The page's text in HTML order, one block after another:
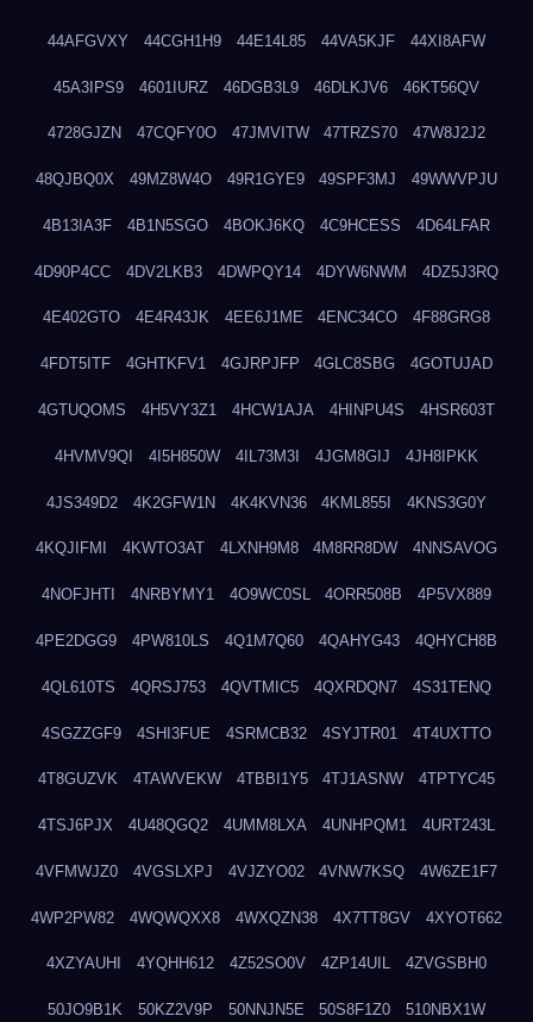
44AFGVXY 44CGH1H9 44E14L85 44VA5KJF 44XI8AFW
45A3IPS9 4601IURZ 46DGB3L9 46DLKJV6 46KT56QV
4728GJZN 47CQFY0O 47JMVITW 47TRZS70 47W8J2J2
48QJBQ0X 49MZ8W4O 49R1GYE9 49SPF3MJ 49WWVPJU
4B13IA3F 4B1N5SGO 4BOKJ6KQ 4C9HCESS 4D64LFAR
4D90P4CC 4DV2LKB3 4DWPQY14 4DYW6NWM 4DZ5J3RQ
4E402GTO 4E4R43JK 4EE6J1ME 4ENC34CO 4F88GRG8
4FDT5ITF 4GHTKFV1 4GJRPJFP 4GLC8SBG 4GOTUJAD
4GTUQOMS 4H5VY3Z1 4HCW1AJA 4HINPU4S 4HSR603T
4HVMV9QI 4I5H850W 4IL73M3I 4JGM8GIJ 4JH8IPKK
4JS349D2 4K2GFW1N 4K4KVN36 4KML855I 4KNS3G0Y
4KQJIFMI 4KWTO3AT 4LXNH9M8 4M8RR8DW 4NNSAVOG
4NOFJHTI 4NRBYMY1 4O9WC0SL 4ORR508B 4P5VX889
4PE2DGG9 4PW810LS 4Q1M7Q60 4QAHYG43 4QHYCH8B
4QL610TS 4QRSJ753 4QVTMIC5 4QXRDQN7 4S31TENQ
4SGZZGF9 4SHI3FUE 4SRMCB32 4SYJTR01 4T4UXTTO
4T8GUZVK 4TAWVEKW 4TBBI1Y5 4TJ1ASNW 4TPTYC45
4TSJ6PJX 4U48QGQ2 4UMM8LXA 4UNHPQM1 4URT243L
4VFMWJZ0 4VGSLXPJ 4VJZYO02 4VNW7KSQ 4W6ZE1F7
4WP2PW82 4WQWQXX8 4WXQZN38 4X7TT8GV 4XYOT662
4XZYAUHI 4YQHH612 4Z52SO0V 4ZP14UIL 4ZVGSBH0
50JO9B1K 50KZ2V9P 50NNJN5E 50S8F1Z0 510NBX1W